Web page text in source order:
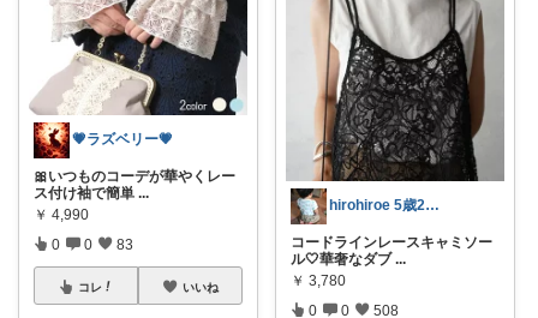
💗ラズベリー💗
🎀いつものコーデが華やくレー
ス付け袖で簡単 ...
￥ 4,990
0 0 83
コレ いいね
hirohiroe 5歳2歳👦👧
コードラインレースキャミソー
ル🤍華奢なダブ ...
￥ 3,780
0 0 508